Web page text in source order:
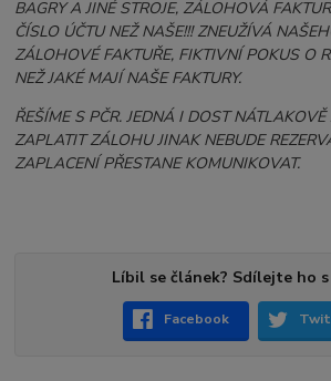
BAGRY A JINÉ STROJE, ZÁLOHOVÁ
ČÍSLO ÚČTU NEŽ NAŠE!!! ZNEUŽÍVÁ
ZÁLOHOVÉ FAKTUŘE, FIKTIVNÍ POKUS O
NEŽ JAKÉ MAJÍ NAŠE FAKTURY.
ŘEŠÍME S PČR. JEDNÁ I DOST
ZAPLATIT ZÁLOHU JINAK NEBUDE
ZAPLACENÍ PŘESTANE KOMUNIKOVAT.
Líbil se článek? Sdílejte ho
Facebook